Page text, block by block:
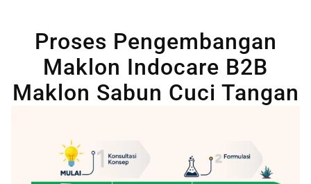
Proses Pengembangan
Maklon Indocare B2B
Maklon Sabun Cuci Tangan